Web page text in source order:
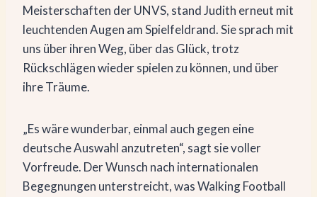
Meisterschaften der UNVS, stand Judith erneut mit
leuchtenden Augen am Spielfeldrand. Sie sprach mit
uns über ihren Weg, über das Glück, trotz
Rückschlägen wieder spielen zu können, und über
ihre Träume.
„Es wäre wunderbar, einmal auch gegen eine
deutsche Auswahl anzutreten“, sagt sie voller
Vorfreude. Der Wunsch nach internationalen
Begegnungen unterstreicht, was Walking Football